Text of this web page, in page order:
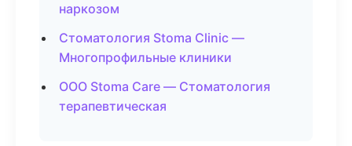
наркозом
Стоматология Stoma Clinic —
Многопрофильные клиники
ООО Stoma Care — Стоматология
терапевтическая